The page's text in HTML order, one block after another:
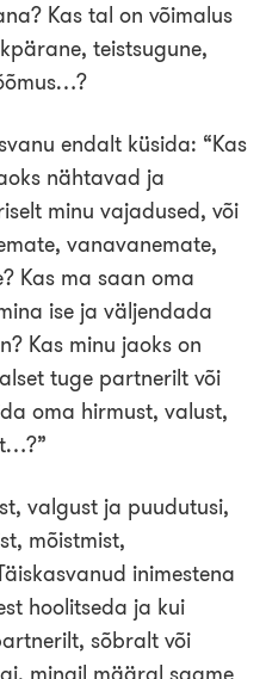
Kas tal on võimalus
teistsugune,
endalt küsida: “Kas
nähtavad ja
minu vajadused, või
vanavanemate,
Kas ma saan oma
ise ja väljendada
Kas minu jaoks on
tuge partnerilt või
oma hirmust, valust,
valgust ja puudutusi,
mõistmist,
inimestena
hoolitseda ja kui
sõbralt või